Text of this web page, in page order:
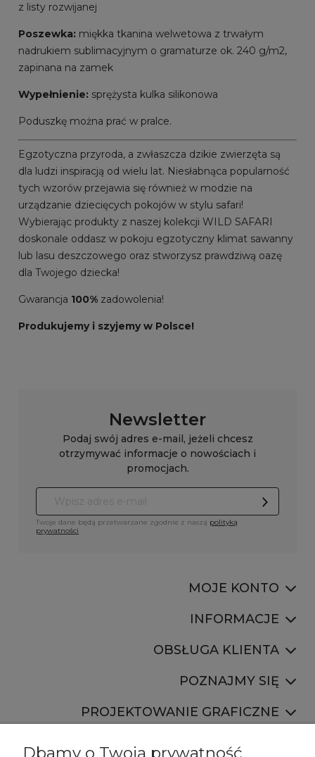
z listy rozwijanej
Poszewka: miękka tkanina welwetowa z trwałym
nadrukiem sublimacyjnym o gramaturze ok. 240 g/m2,
zapinana na zamek
Wypełnienie: sprężysta kulka silikonowa
Poduszkę można prać w pralce.
Egzotyczna przyroda, a zwłaszcza dzikie zwierzęta są
dla ludzi inspiracją od wielu lat. Niesłabnąca popularność
tych wzorów przejawia się również w modzie na
urządzanie dziecięcych pokojów w stylu safari!
Wybierając produkty z naszej kolekcji WILD SAFARI
doskonale oddasz w pokoju egzotyczny klimat sawanny
lub lasu deszczowego oraz stworzysz prawdziwą oazę
dla Twojego dziecka!
Gwarancja 100% zadowolenia!
Produkujemy i szyjemy w Polsce!
Newsletter
Podaj swój adres e-mail, jeżeli chcesz
otrzymywać informacje o nowościach i
promocjach.
Twoje dane będą przetwarzane zgodnie z naszą polityką
prywatności
MOJE KONTO
INFORMACJE
OBSŁUGA KLIENTA
POZNAJMY SIĘ
PROJEKTOWANIE GRAFICZNE
Dbamy o Twoją prywatność